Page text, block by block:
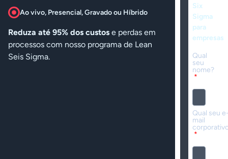
Ao vivo, Presencial, Gravado ou Híbrido
Reduza até 95% dos custos e perdas em
processos com nosso programa de Lean
Seis Sigma.
Six
Sigma
para
empresas
Qual
seu
nome?
Qual seu
mail